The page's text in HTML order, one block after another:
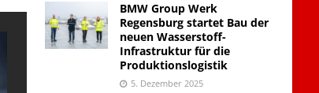
BMW Group Werk
Regensburg startet Bau der
neuen Wasserstoff-
Infrastruktur für die
Produktionslogistik
5. Dezember 2025